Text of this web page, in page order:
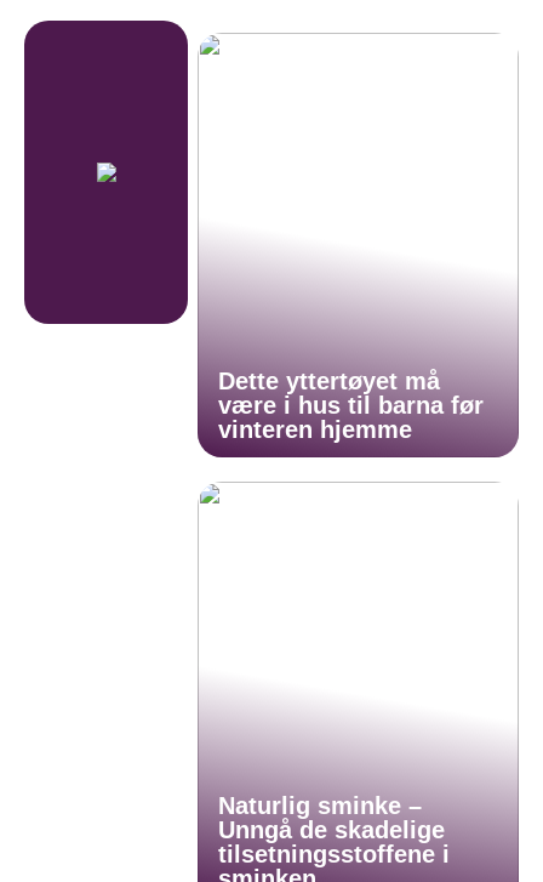
Dette yttertøyet må
være i hus til barna før
vinteren hjemme
Naturlig sminke –
Unngå de skadelige
tilsetningsstoffene i